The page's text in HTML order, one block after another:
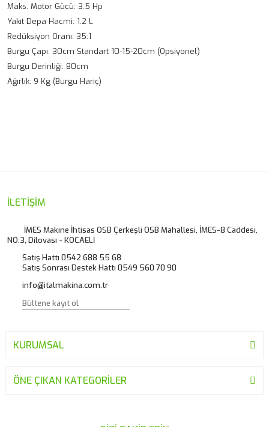
Maks. Motor Gücü: 3.5 Hp
Yakıt Depa Hacmi: 1.2 L
Redüksiyon Oranı: 35:1
Burgu Çapı: 30cm Standart 10-15-20cm (Opsiyonel)
Burgu Derinliği: 80cm
Ağırlık: 9 Kg (Burgu Hariç)
Ürün resmi kalitesiz, bozuk veya görüntülenemiyor.
Ürün bilgilerinde hatalar bulunuyor.
Ürün fiyatı diğer sitelerden daha pahalı.
Bu ürüne benzer farklı alternatifler olmalı.
İLETİŞİM
İMES Makine İhtisas OSB Çerkeşli OSB Mahallesi, İMES-8 Caddesi,
NO:3, Dilovası - KOCAELİ
Satış Hattı 0542 688 55 68
Satış Sonrası Destek Hattı 0549 560 70 90
info@italmakina.com.tr
KURUMSAL
ÖNE ÇIKAN KATEGORİLER